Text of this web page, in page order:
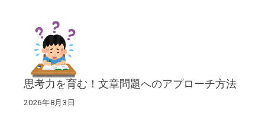
思考力を育む！文章問題へのアプローチ方法
2026年8月3日